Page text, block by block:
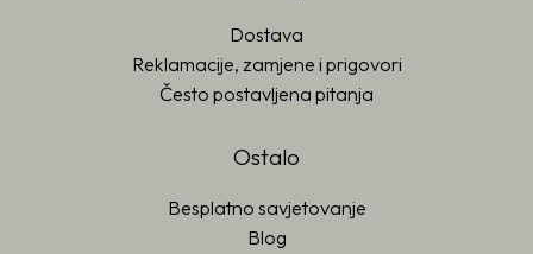
Dostava
Reklamacije, zamjene i prigovori
Često postavljena pitanja
Ostalo
Besplatno savjetovanje
Blog